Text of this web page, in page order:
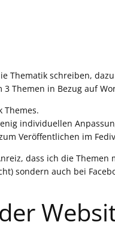
Thematik schreiben,
Themen in Bezug auf
Themes.
individuellen
Veröffentlichen im
dass ich die
sondern auch bei